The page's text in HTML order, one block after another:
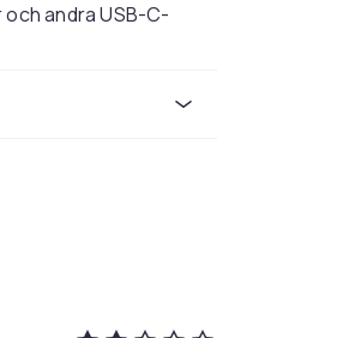
andra USB-C-
cirka 30 minuter